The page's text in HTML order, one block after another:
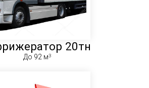
20тн
До 92 м